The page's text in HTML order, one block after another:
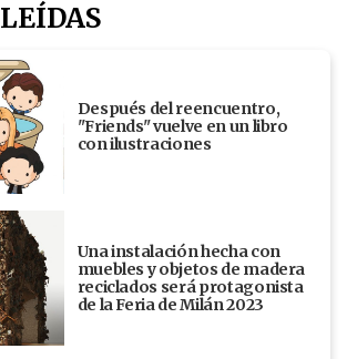
Después del reencuentro,
"Friends" vuelve en un libro
con ilustraciones
Una instalación hecha con
muebles y objetos de madera
reciclados será protagonista
de la Feria de Milán 2023